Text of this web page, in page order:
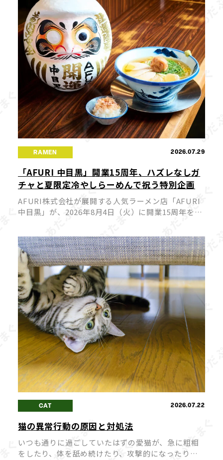
RAMEN 2026.07.29
「AFURI 中目黒」開業15周年、ハズレなしガ
チャと夏限定冷やしらーめんで祝う特別企画
AFURI株式会社が展開する人気ラーメン店「AFURI
中目黒」が、2026年8月4日（火）に開業15周年を迎
しい冷やしらー […]
CAT 2026.07.22
猫の異常行動の原因と対処法
いつも通りに過ごしていたはずの愛猫が、急に粗相
をしたり、体を舐め続けたり、攻撃的になったりす